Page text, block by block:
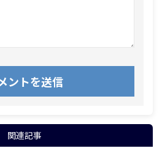
関連記事